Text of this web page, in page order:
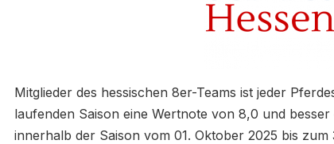
Mitglieder des hessischen 8er-Teams ist jeder
laufenden Saison eine Wertnote von 8,0 und
innerhalb der Saison vom 01. Oktober 2025 bis